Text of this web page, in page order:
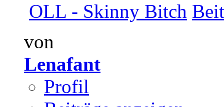
OLL - Skinny Bitch
von
Lenafant
Profil